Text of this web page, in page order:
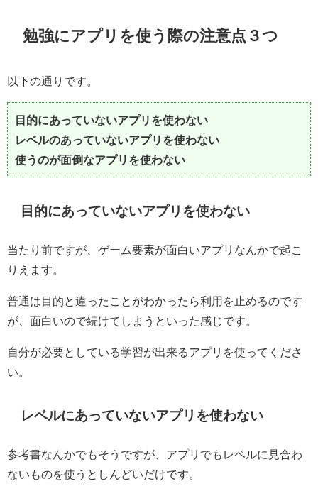
勉強にアプリを使う際の注意点３つ
以下の通りです。
目的にあっていないアプリを使わない
レベルのあっていないアプリを使わない
使うのが面倒なアプリを使わない
目的にあっていないアプリを使わない
当たり前ですが、ゲーム要素が面白いアプリなんかで起こ
りえます。
普通は目的と違ったことがわかったら利用を止めるのです
が、面白いので続けてしまうといった感じです。
自分が必要としている学習が出来るアプリを使ってくださ
い。
レベルにあっていないアプリを使わない
参考書なんかでもそうですが、アプリでもレベルに見合わ
ないものを使うとしんどいだけです。